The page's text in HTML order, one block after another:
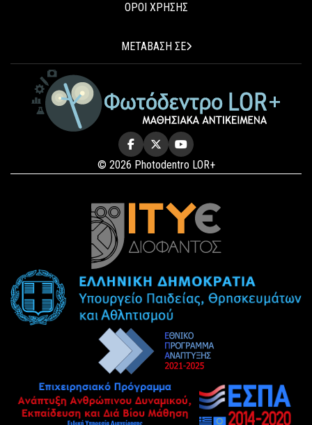
ΟΡΟΙ ΧΡΗΣΗΣ
ΜΕΤΑΒΑΣΗ ΣΕ
© 2026 Photodentro LOR+